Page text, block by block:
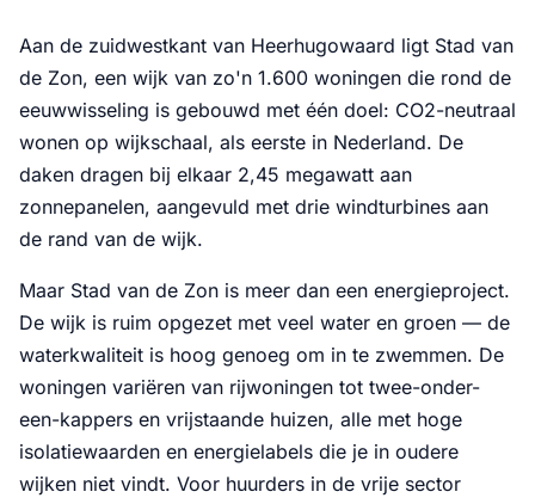
Aan de zuidwestkant van Heerhugowaard ligt Stad van
de Zon, een wijk van zo'n 1.600 woningen die rond de
eeuwwisseling is gebouwd met één doel: CO2-neutraal
wonen op wijkschaal, als eerste in Nederland. De
daken dragen bij elkaar 2,45 megawatt aan
zonnepanelen, aangevuld met drie windturbines aan
de rand van de wijk.
Maar Stad van de Zon is meer dan een energieproject.
De wijk is ruim opgezet met veel water en groen — de
waterkwaliteit is hoog genoeg om in te zwemmen. De
woningen variëren van rijwoningen tot twee-onder-
een-kappers en vrijstaande huizen, alle met hoge
isolatiewaarden en energielabels die je in oudere
wijken niet vindt. Voor huurders in de vrije sector